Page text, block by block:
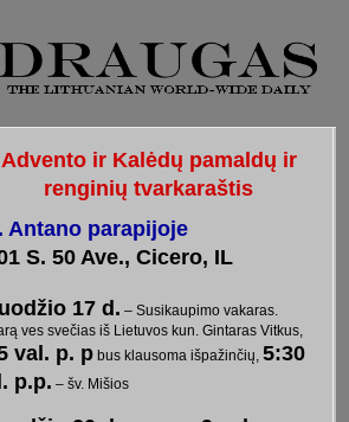
Advento ir Kalėdų pamaldų ir
renginių tvarkaraštis
Antano parapijoje
S. 50 Ave., Cicero, IL
17 d. – Susikaupimo vakaras.
ves svečias iš Lietuvos kun. Gintaras Vitkus,
val. p. pbus klausoma išpažinčių, 5:30
p.p. – šv. Mišios